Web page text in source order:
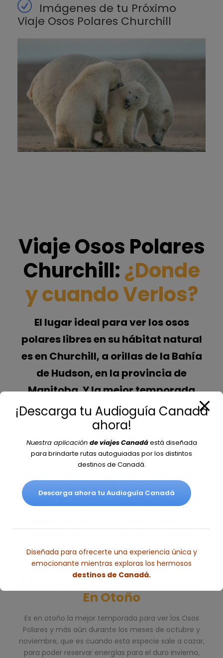
Imágenes de tu Próximo
Viaje Osos Polares Churchill
Viaje Osos Polares
Churchill:¿Donde
y cuando Verlos?
El lugar ideal para ver los osos
polares libres en su hábitat natural
es en Churchill, a orillas de la Bahía
de Hudson, en la provincia de
Manitoba. Y la mejor temporada
para ver son:
Viaje Osos Polares Churchill:
En Verano
Osos polares en Churchill, y es que es en verano
cuando el hielo empieza a derretirse y estos animales
Viaje Osos Polares Churchill:
En Otoño
Es en otoño la mejor temporada para ver los Osos
Polares y más aún durante los meses de octubre y
noviembre, que es cuando esta especie sale a cazar,
para poder reservar energías para el duro invierno,
¡Descarga tu Audioguía Canadá
ahora!
Nuestra aplicación de viajes Canadáestá diseñada
para brindarte rutas autoguiadas por los distintos
destinos de Canadá.
Descarga ahora tu Audioguía Canadá
Diseñada para ofrecerte una experiencia única y
emocionante mientras exploras los hermosos
destinos de Canadá.